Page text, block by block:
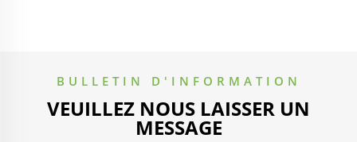
BULLETIN D'INFORMATION
VEUILLEZ NOUS LAISSER UN
MESSAGE